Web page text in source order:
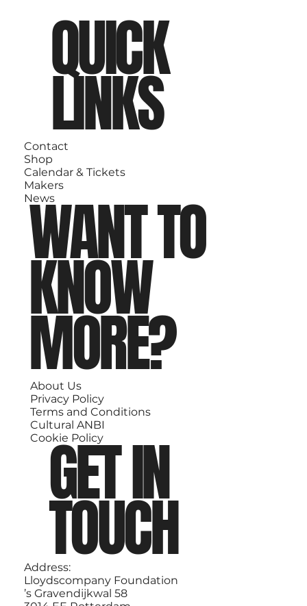
QUICK
LINKS
Contact
Shop
Calendar & Tickets
Makers
News
WANT TO
KNOW
MORE?
About Us
Privacy Policy
Terms and Conditions
Cultural ANBI
Cookie Policy
GET IN
TOUCH
Address:
Lloydscompany Foundation
’s Gravendijkwal 58